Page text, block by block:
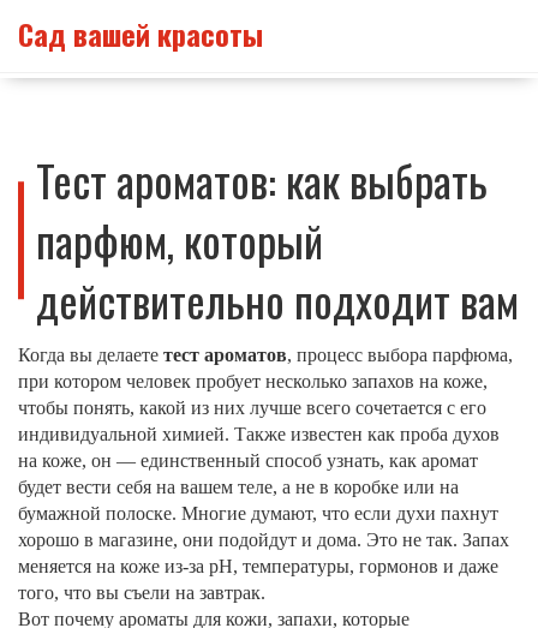
Сад вашей красоты
Тест ароматов: как выбрать
парфюм, который
действительно подходит вам
Когда вы делаете тест ароматов, процесс выбора парфюма,
при котором человек пробует несколько запахов на коже,
чтобы понять, какой из них лучше всего сочетается с его
индивидуальной химией. Также известен как проба духов
на коже, он — единственный способ узнать, как аромат
будет вести себя на вашем теле, а не в коробке или на
бумажной полоске. Многие думают, что если духи пахнут
хорошо в магазине, они подойдут и дома. Это не так. Запах
меняется на коже из-за pH, температуры, гормонов и даже
того, что вы съели на завтрак.
Вот почему ароматы для кожи, запахи, которые